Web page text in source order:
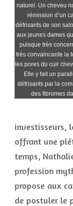
naturel. Un cheveu
rémission d’un
défrisants de son
aux jeunes dames
puisque très
très convaincante la
les pores du cuir
Elle y fait un
défrisants par la
des fibromes
investisseurs,
offrant une
temps,
profession
propose aux
de postuler le